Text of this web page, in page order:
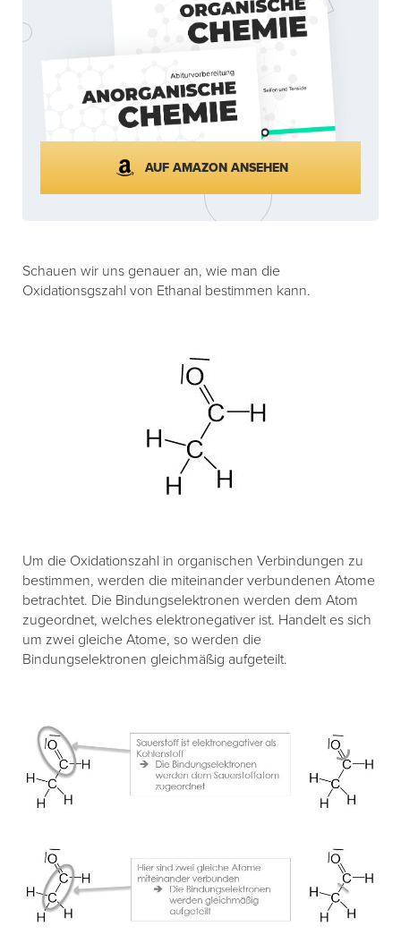
AUF AMAZON ANSEHEN
Schauen wir uns genauer an, wie man die
Oxidationsgszahl von Ethanal bestimmen kann.
Um die Oxidationszahl in organischen Verbindungen zu
bestimmen, werden die miteinander verbundenen Atome
betrachtet. Die Bindungselektronen werden dem Atom
zugeordnet, welches elektronegativer ist. Handelt es sich
um zwei gleiche Atome, so werden die
Bindungselektronen gleichmäßig aufgeteilt.